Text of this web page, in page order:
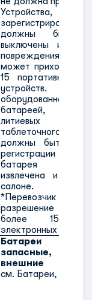
Устройства,
должны быть
выключены и
повреждения. На
может
15 портативных
устройств. У
оборудованного
батареей,
литиевых
таблеточного
должны быть
регистрации
батарея
извлечена и
салоне.
*Перевозчик
разрешение на
более 15
электронных
Батареи
запасные,
внешние
см. Батареи,